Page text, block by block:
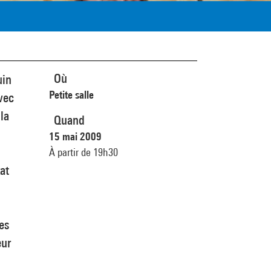
Où
Petite salle
Quand
15 mai 2009
À partir de 19h30